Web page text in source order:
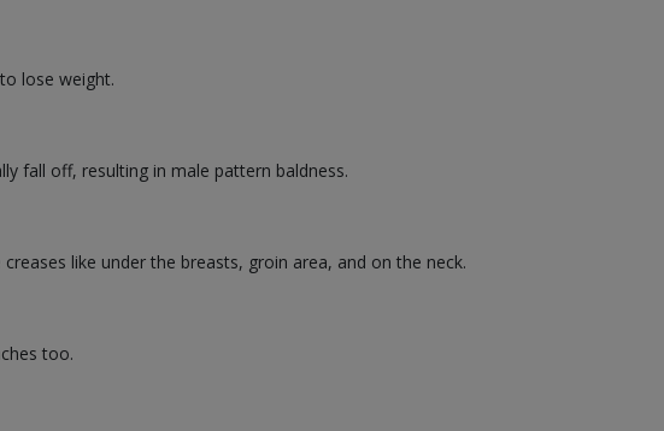
lose weight.
fall off, resulting in male pattern baldness.
like under the breasts, groin area, and on the neck.
too.